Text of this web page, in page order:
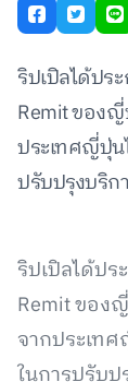
ริปเปิลได้ปร
Remit ของญี่
ประเทศญี่ปุ่
ปรับปรุงบริก
ริปเปิลได้ป
Remit ของ
จากประเท
ในการปรับ